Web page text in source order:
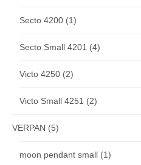
Secto 4200 (1)
Secto Small 4201 (4)
Victo 4250 (2)
Victo Small 4251 (2)
VERPAN (5)
moon pendant small (1)